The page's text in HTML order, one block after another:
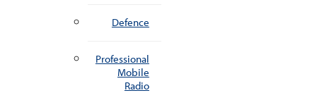
Defence
Professional
Mobile
Radio